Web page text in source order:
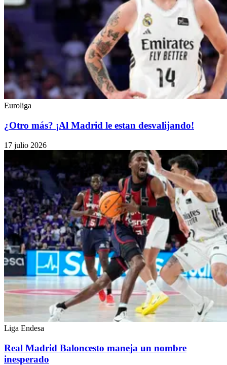
Euroliga
¿Otro más? ¡Al Madrid le estan desvalijando!
17 julio 2026
Liga Endesa
Real Madrid Baloncesto maneja un nombre
inesperado